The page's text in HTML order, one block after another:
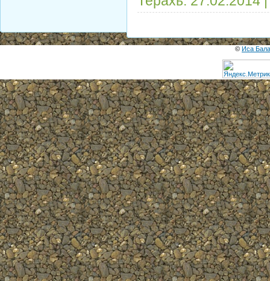
© Иса